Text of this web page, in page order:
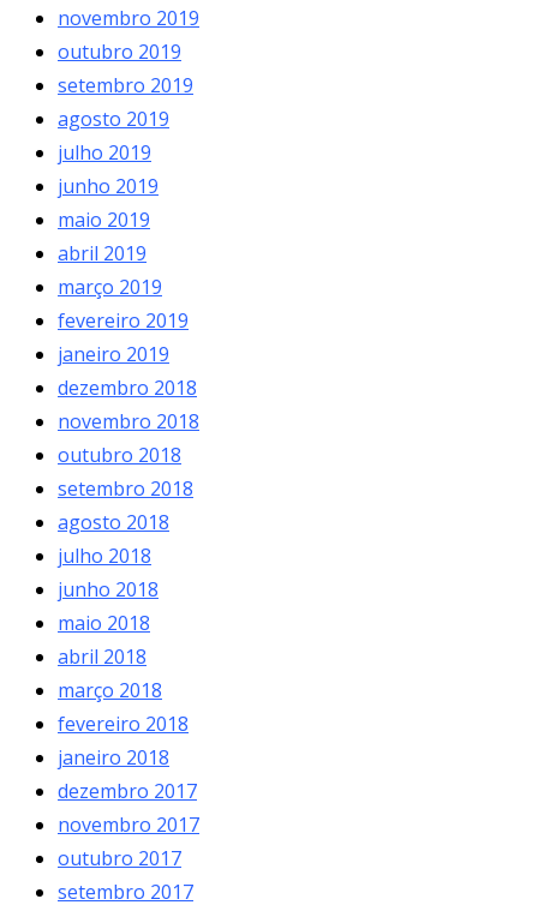
novembro 2019
outubro 2019
setembro 2019
agosto 2019
julho 2019
junho 2019
maio 2019
abril 2019
março 2019
fevereiro 2019
janeiro 2019
dezembro 2018
novembro 2018
outubro 2018
setembro 2018
agosto 2018
julho 2018
junho 2018
maio 2018
abril 2018
março 2018
fevereiro 2018
janeiro 2018
dezembro 2017
novembro 2017
outubro 2017
setembro 2017